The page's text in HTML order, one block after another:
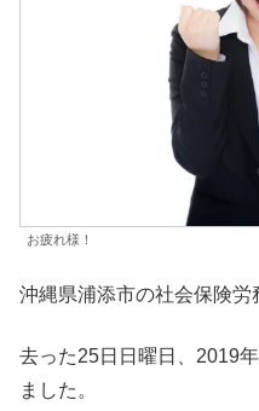
お疲れ様！
沖縄県浦添市の社会保険労
去った25日日曜日、2019
ました。